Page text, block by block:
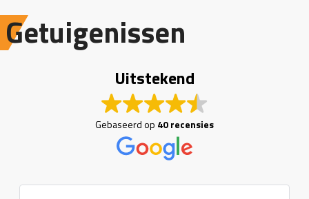
Getuigenissen
Uitstekend
Gebaseerd op 40 recensies